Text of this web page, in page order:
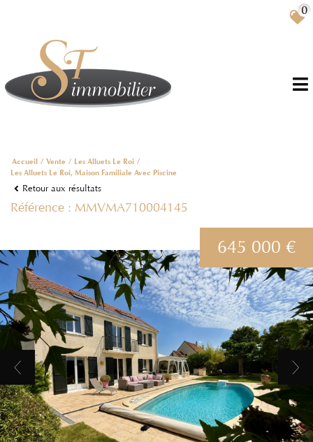
0
Accueil Vente
Les Alluets Le Roi
Les Alluets Le Roi, Maison Familiale Avec Piscine
Retour aux résultats
Référence : MMVMA710004145
645 000 €